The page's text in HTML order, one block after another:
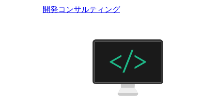
開発コンサルティング